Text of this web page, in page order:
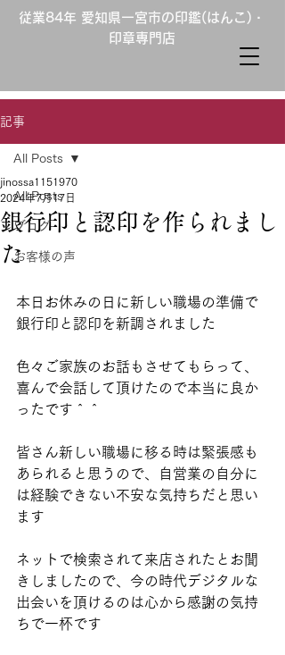
従業84年 愛知県一宮市の印鑑(はんこ)・
印章専門店
記事
All Posts
ブログ
お客様の声
All Posts
銀行印と認印を作られまし
た
jinossa1151970
2024年7月17日
本日お休みの日に新しい職場の準備で
銀行印と認印を新調されました
色々ご家族のお話もさせてもらって、
喜んで会話して頂けたので本当に良か
ったです＾＾
皆さん新しい職場に移る時は緊張感も
あられると思うので、自営業の自分に
は経験できない不安な気持ちだと思い
ます
ネットで検索されて来店されたとお聞
きしましたので、今の時代デジタルな
出会いを頂けるのは心から感謝の気持
ちで一杯です